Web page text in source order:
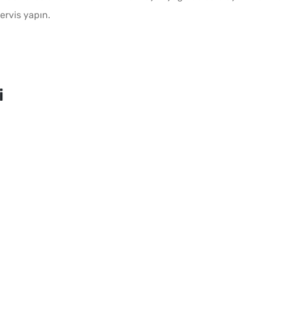
yapın.